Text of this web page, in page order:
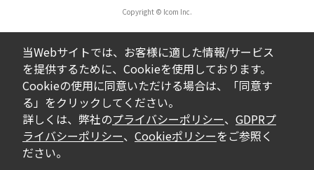
ダウンロードした取扱説明書およびその他す
べての掲載物の変更は一切行わないでくださ
い。お客様による内容の変更により、何らか
の欠陥が生じたとしても、弊社では一切の保
証をいたしません。また、内容の変更の結
果、万一お客様に損害が生じたとしても、弊
社及び販売店等は一切の責任を負いません。
掲載の取扱説明書等は、製品発売当時の内容
Copyright © Icom Inc.
当Webサイトでは、お客様に適した情報/サービス
を提供するために、Cookieを使用しております。
Cookieの使用に同意いただける場合は、「同意す
る」をクリックしてください。
詳しくは、弊社のプライバシーポリシー、 GDPRプ
ライバシーポリシー、 Cookieポリシーをご参照く
ださい。